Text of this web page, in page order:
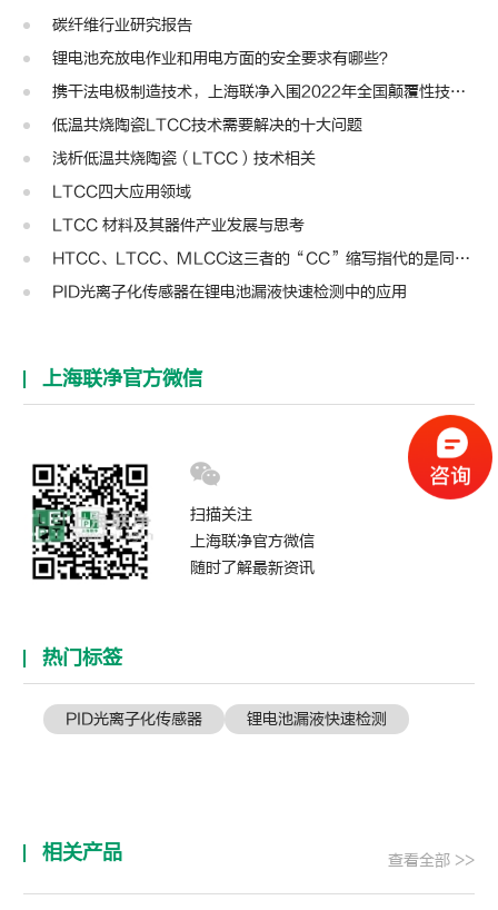
碳纤维行业研究报告
锂电池充放电作业和用电方面的安全要求有哪些？
携干法电极制造技术，上海联净入围2022年全国颠覆性技术创新大赛
低温共烧陶瓷LTCC技术需要解决的十大问题
浅析低温共烧陶瓷（LTCC）技术相关
LTCC四大应用领域
LTCC 材料及其器件产业发展与思考
HTCC、LTCC、MLCC这三者的“CC”缩写指代的是同一种含义不？
PID光离子化传感器在锂电池漏液快速检测中的应用
上海联净官方微信
扫描关注
上海联净官方微信
随时了解最新资讯
热门标签
PID光离子化传感器 锂电池漏液快速检测
相关产品 查看全部 >>